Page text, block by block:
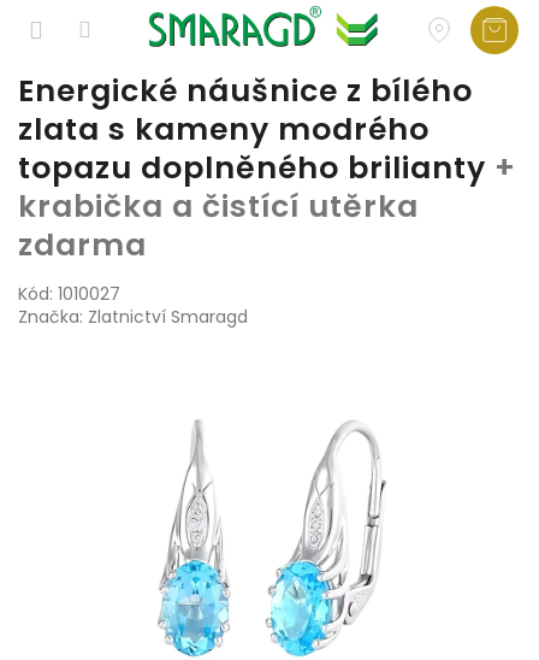
Přejít
obsah
Energické náušnice z bílého
zlata s kameny modrého
topazu doplněného brilianty +
krabička a čistící utěrka
zdarma
Kód: 1010027
Značka: Zlatnictví Smaragd